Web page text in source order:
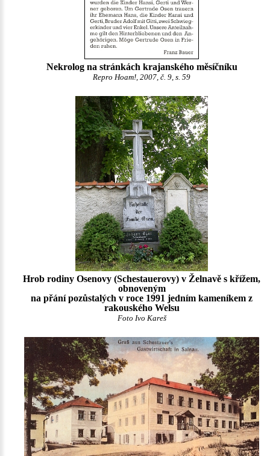
Nekrolog na stránkách krajanského měsíčníku
Repro Hoam!, 2007, č. 9, s. 59
Hrob rodiny Osenovy (Schestauerovy) v Želnavě s křížem,
obnoveným
na přání pozůstalých v roce 1991 jedním kameníkem z
rakouského Welsu
Foto Ivo Kareš